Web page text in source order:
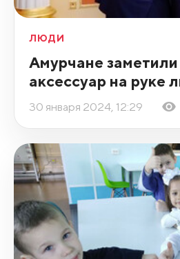
ЛЮДИ
Амурчане
аксессуар на руке
30 января 2024, 12:29